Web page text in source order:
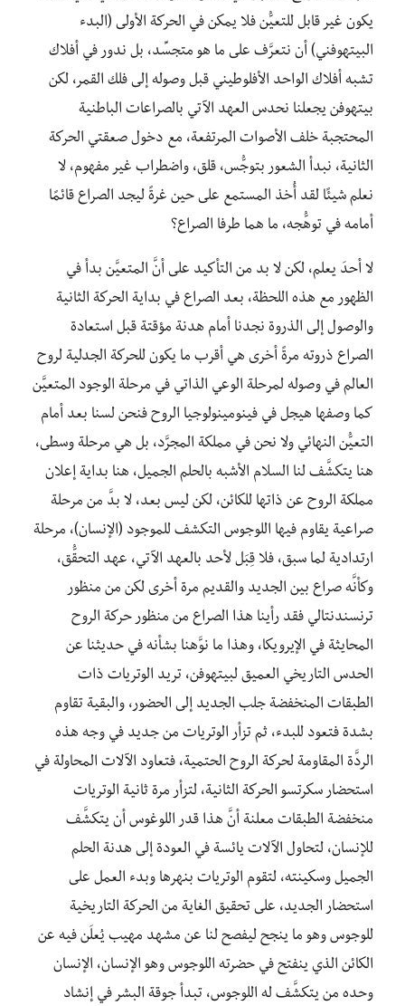
يكون غير قابل للتعيُّن فلا يمكن في الحركة الأولى (البدء
البيتهوفني) أن نتعرَّف على ما هو متجسِّد، بل ندور في أفلاك
تشبه أفلاك الواحد الأفلوطيني قبل وصوله إلى فلك القمر، لكن
بيتهوفن يجعلنا نحدس العهد الآتي بالصراعات الباطنية
المحتجبة خلف الأصوات المرتفعة، مع دخول صعقتي الحركة
الثانية، نبدأ الشعور بتوجُّس، قلق، واضطراب غير مفهوم، لا
نعلم شيئًا لقد أُخذ المستمع على حين غرةً ليجد الصراع قائمًا
أمامه في توهُّجه، ما هما طرفا الصراع؟
لا أحدَ يعلم، لكن لا بد من التأكيد على أنَّ المتعيَّن بدأ في
الظهور مع هذه اللحظة، بعد الصراع في بداية الحركة الثانية
والوصول إلى الذروة نجدنا أمام هدنة مؤقتة قبل استعادة
الصراع ذروته مرةً أخرى هي أقرب ما يكون للحركة الجدلية لروح
العالم في وصوله لمرحلة الوعي الذاتي في مرحلة الوجود المتعيَّن
كما وصفها هيجل في فينومينولوجيا الروح فنحن لسنا بعد أمام
التعيُّن النهائي ولا نحن في مملكة المجرَّد، بل هي مرحلة وسطى،
هنا يتكشَّف لنا السلام الأشبه بالحلم الجميل، هنا بداية إعلان
مملكة الروح عن ذاتها للكائن، لكن ليس بعد، لا بدَّ من مرحلة
صراعية يقاوم فيها اللوجوس التكشف للموجود (الإنسان)، مرحلة
ارتدادية لما سبق، فلا قِبَل لأحد بالعهد الآتي، عهد التحقُّق،
وكأنَّه صراع بين الجديد والقديم مرة أخرى لكن من منظور
ترنسندنتالي فقد رأينا هذا الصراع من منظور حركة الروح
المحايثة في الإيرويكا، وهذا ما نوَّهنا بشأنه في حديثنا عن
الحدس التاريخي العميق لبيتهوفن، تريد الوتريات ذات
الطبقات المنخفضة جلب الجديد إلى الحضور، والبقية تقاوم
بشدة فتعود للبدء، ثم تزأر الوتريات من جديد في وجه هذه
الردَّة المقاومة لحركة الروح الحتمية، فتعاود الآلات المحاولة في
استحضار سكرتسو الحركة الثانية، لتزأر مرة ثانية الوتريات
منخفضة الطبقات معلنة أنَّ هذا قدر اللوغوس أن يتكشَّف
للإنسان، لتحاول الآلات يائسة في العودة إلى هدنة الحلم
الجميل وسكينته، لتقوم الوتريات بنهرها وبدء العمل على
استحضار الجديد، على تحقيق الغاية من الحركة التاريخية
للوجوس وهو ما ينجح ليفصح لنا عن مشهد مهيب يُعلَن فيه عن
الكائن الذي ينفتح في حضرته اللوجوس وهو الإنسان، الإنسان
وحده من يتكشَّف له اللوجوس، تبدأ جوقة البشر في إنشاد